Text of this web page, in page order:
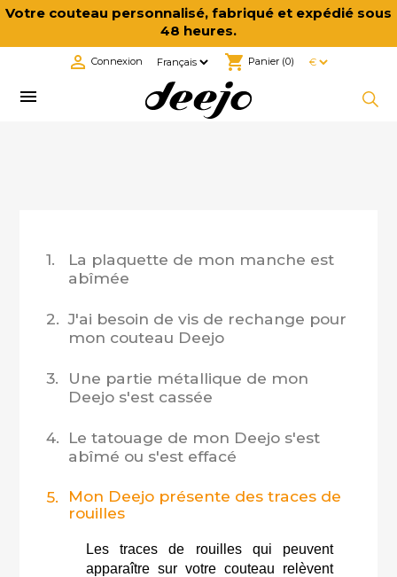
Votre couteau personnalisé, fabriqué et expédié sous
48 heures.
shopping_cart Panier (0)
 Connexion

1.
La plaquette de mon manche est
abîmée
2. J'ai besoin de vis de rechange pour
mon couteau Deejo
3.
Une partie métallique de mon
Deejo s'est cassée
4.
Le tatouage de mon Deejo s'est
abîmé ou s'est effacé
5.
Mon Deejo présente des traces de
rouilles
Les traces de rouilles qui peuvent
apparaître sur votre couteau relèvent